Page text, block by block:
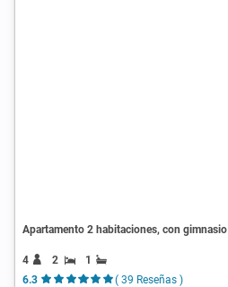
Apartamento 2 habitaciones, con gimnasio
4 2
1
6.3
( 39 Reseñas )